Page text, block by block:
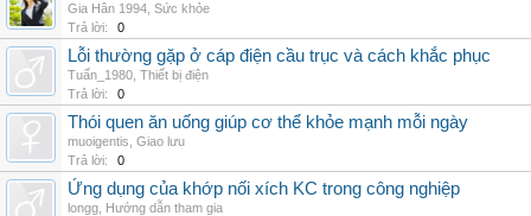
Gia Hân 1994 Sức khỏe
Trả lời:
0
Lỗi thường gặp ở cáp điện cầu trục và cách khắc phục
Tuấn_1980 Thiết bị điện
Trả lời:
0
Thói quen ăn uống giúp cơ thể khỏe mạnh mỗi ngày
muoigentis Giao lưu
Trả lời:
0
Ứng dụng của khớp nối xích KC trong công nghiệp
longg Hướng dẫn tham gia